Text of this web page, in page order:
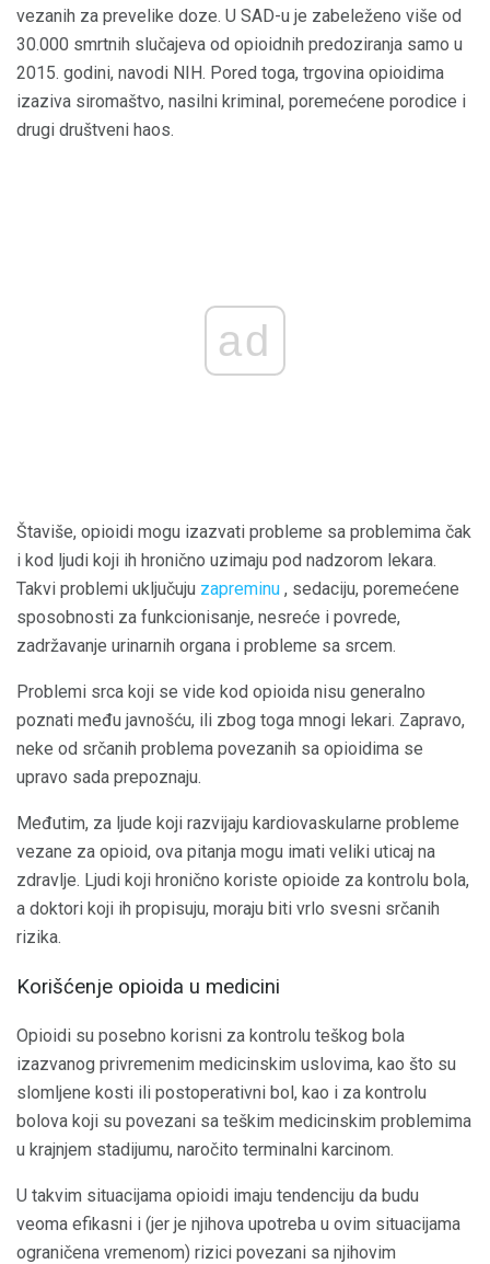
vezanih za prevelike doze. U SAD-u je zabeleženo više od
30.000 smrtnih slučajeva od opioidnih predoziranja samo u
2015. godini, navodi NIH. Pored toga, trgovina opioidima
izaziva siromaštvo, nasilni kriminal, poremećene porodice i
drugi društveni haos.
ad
Štaviše, opioidi mogu izazvati probleme sa problemima čak
i kod ljudi koji ih hronično uzimaju pod nadzorom lekara.
Takvi problemi uključuju zapreminu , sedaciju, poremećene
sposobnosti za funkcionisanje, nesreće i povrede,
zadržavanje urinarnih organa i probleme sa srcem.
Problemi srca koji se vide kod opioida nisu generalno
poznati među javnošću, ili zbog toga mnogi lekari. Zapravo,
neke od srčanih problema povezanih sa opioidima se
upravo sada prepoznaju.
Međutim, za ljude koji razvijaju kardiovaskularne probleme
vezane za opioid, ova pitanja mogu imati veliki uticaj na
zdravlje. Ljudi koji hronično koriste opioide za kontrolu bola,
a doktori koji ih propisuju, moraju biti vrlo svesni srčanih
rizika.
Korišćenje opioida u medicini
Opioidi su posebno korisni za kontrolu teškog bola
izazvanog privremenim medicinskim uslovima, kao što su
slomljene kosti ili postoperativni bol, kao i za kontrolu
bolova koji su povezani sa teškim medicinskim problemima
u krajnjem stadijumu, naročito terminalni karcinom.
U takvim situacijama opioidi imaju tendenciju da budu
veoma efikasni i (jer je njihova upotreba u ovim situacijama
ograničena vremenom) rizici povezani sa njihovim